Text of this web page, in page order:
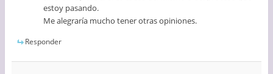
estoy pasando.
Me alegraría mucho tener otras opiniones.
Responder